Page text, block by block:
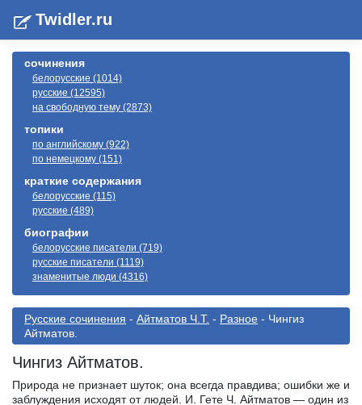
Twidler.ru
сочинения
белорусские (1014)
русские (12595)
на свободную тему (2873)
топики
по английскому (922)
по немецкому (151)
краткие содержания
белорусские (115)
русские (489)
биографии
белорусские писатели (719)
русские писатели (1119)
знаменитые люди (4316)
Русские сочинения - Айтматов Ч.Т. - Разное - Чингиз
Айтматов.
Чингиз Айтматов.
Природа не признает шуток; она всегда правдива; ошибки же и
заблуждения исходят от людей. И. Гете Ч. Айтматов — один из